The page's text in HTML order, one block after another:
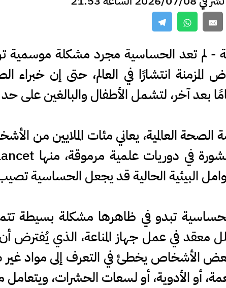
- لم تعد الحساسية مجرد مشكلة موسمية
المزمنة انتشارًا في العالم، حتى إن
بعد آخر، لتشمل الأطفال والبالغين على
الصحة العالمية، يعاني مئات الملايين من
البيئية الحالية قد يجعل الحساسية
تبدو في ظاهرها مشكلة بسيطة
معقد في عمل جهاز المناعة، الذي يُفترض
الأشخاص يخطئ في التعرف إلى مواد غير
أو الأدوية، أو لسعات الحشرات، ويتعامل